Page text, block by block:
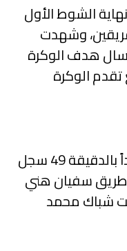
الشوط الأول
وشهدت
أيوب عسال هدف الوكرة
الوكرة
في مطلع الشوط الثاني وتحديداً بالدقيقة 49 سجل
سفيان هني
شباك محمد